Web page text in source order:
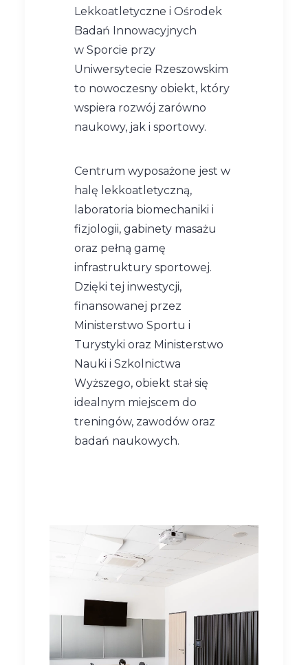
Lekkoatletyczne i Ośrodek
Badań Innowacyjnych
w Sporcie przy
Uniwersytecie Rzeszowskim
to nowoczesny obiekt, który
wspiera rozwój zarówno
naukowy, jak i sportowy.
Centrum wyposażone jest w
halę lekkoatletyczną,
laboratoria biomechaniki i
fizjologii, gabinety masażu
oraz pełną gamę
infrastruktury sportowej.
Dzięki tej inwestycji,
finansowanej przez
Ministerstwo Sportu i
Turystyki oraz Ministerstwo
Nauki i Szkolnictwa
Wyższego, obiekt stał się
idealnym miejscem do
treningów, zawodów oraz
badań naukowych.